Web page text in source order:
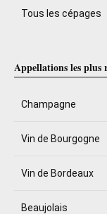
Tous les cépages
Appellations les plus
Champagne
Vin de Bourgogne
Vin de Bordeaux
Beaujolais